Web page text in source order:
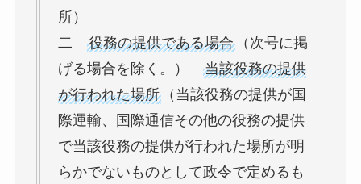
所）
二 役務の提供である場合（次号に掲
げる場合を除く。） 当該役務の提供
が行われた場所（当該役務の提供が国
際運輸、国際通信その他の役務の提供
で当該役務の提供が行われた場所が明
らかでないものとして政令で定めるも